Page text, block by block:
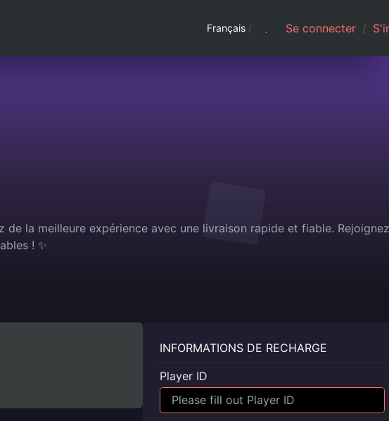
Français / Se connecter /
la meilleure expérience avec une livraison rapide et fiable.
! ✨
INFORMATIONS DE RECHARGE
Player ID